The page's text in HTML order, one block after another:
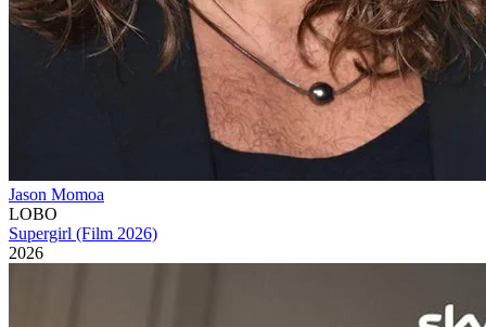
Jason Momoa
LOBO
Supergirl (Film 2026)
2026